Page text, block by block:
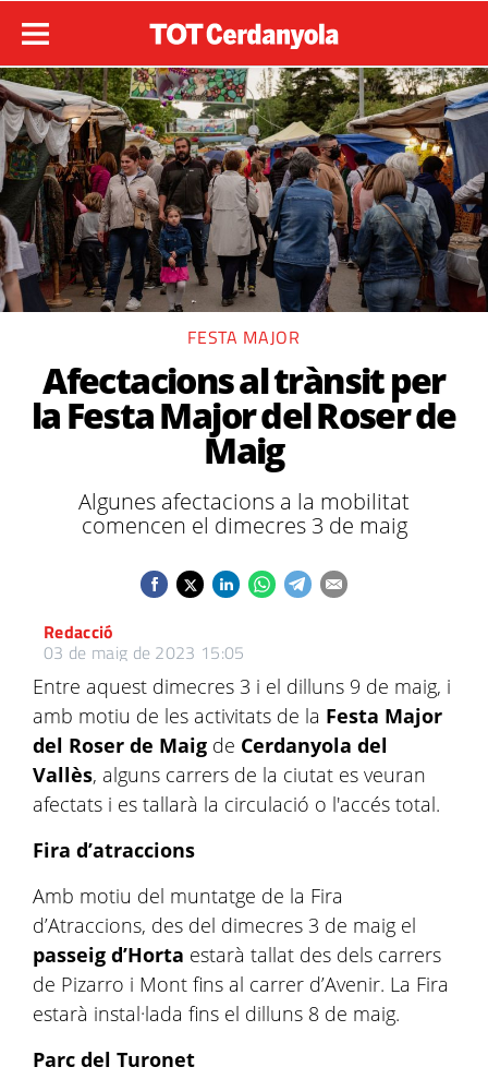
FESTA MAJOR
Afectacions al trànsit per
la Festa Major del Roser de
Maig
Algunes afectacions a la mobilitat
comencen el dimecres 3 de maig
Redacció
03 de maig de 2023 15:05
Entre aquest dimecres 3 i el dilluns 9 de maig, i
amb motiu de les activitats de la Festa Major
del Roser de Maig de Cerdanyola del
Vallès, alguns carrers de la ciutat es veuran
afectats i es tallarà la circulació o l'accés total.
Fira d’atraccions
Amb motiu del muntatge de la Fira
d’Atraccions, des del dimecres 3 de maig el
passeig d’Horta estarà tallat des dels carrers
de Pizarro i Mont fins al carrer d’Avenir. La Fira
estarà instal·lada fins el dilluns 8 de maig.
Parc del Turonet